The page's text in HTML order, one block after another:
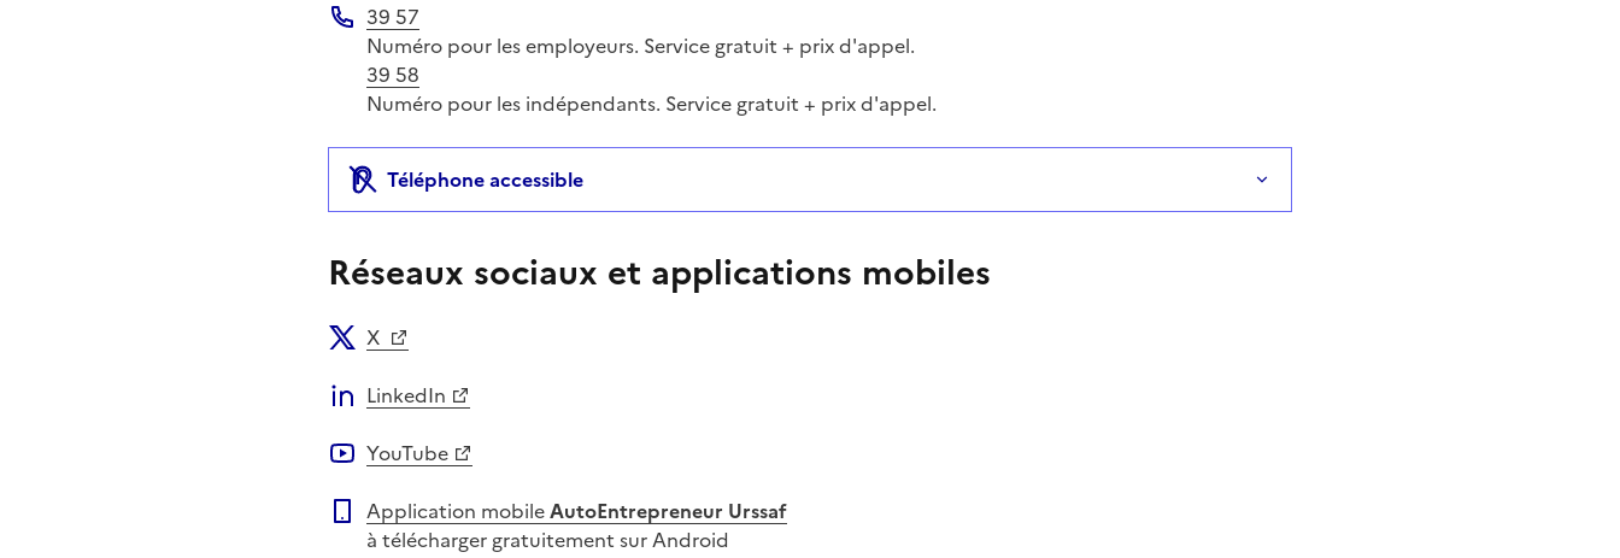
Téléphone
39 57
Numéro pour les employeurs. Service gratuit + prix d'appel.
39 58
Numéro pour les indépendants. Service gratuit + prix d'appel.
Téléphone accessible
Réseaux sociaux et applications mobiles
X
LinkedIn
YouTube
Application mobileAutoEntrepreneur Urssaf
à télécharger gratuitement sur Android